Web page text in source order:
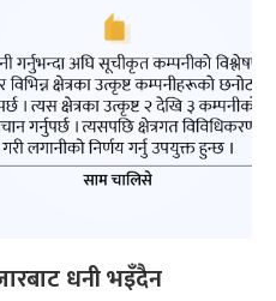
धनी भइँदैन